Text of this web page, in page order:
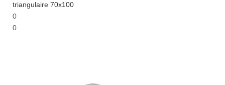
triangulaire 70x100
0
0